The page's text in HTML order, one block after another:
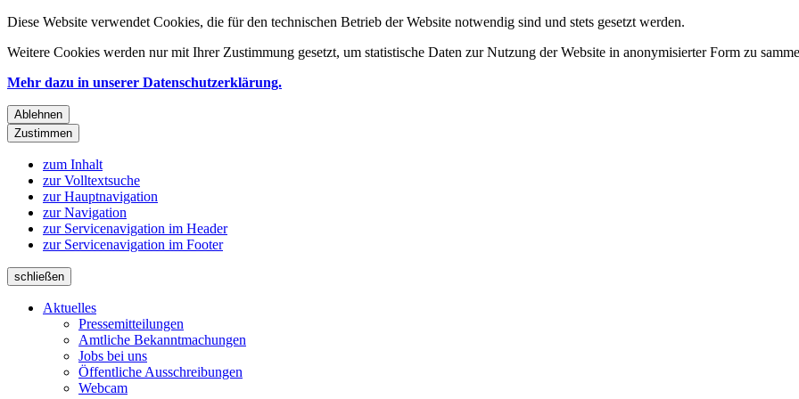
Diese Website verwendet Cookies, die für den technischen Betrieb der Website notwendig sind und stets gesetzt werden.
Weitere Cookies werden nur mit Ihrer Zustimmung gesetzt, um statistische Daten zur Nutzung der Website in anonymisierter Form zu
Mehr dazu in unserer Datenschutzerklärung.
Ablehnen
Zustimmen
zum Inhalt
zur Volltextsuche
zur Hauptnavigation
zur Navigation
zur Servicenavigation im Header
zur Servicenavigation im Footer
schließen
Aktuelles
Pressemitteilungen
Amtliche Bekanntmachungen
Jobs bei uns
Öffentliche Ausschreibungen
Webcam